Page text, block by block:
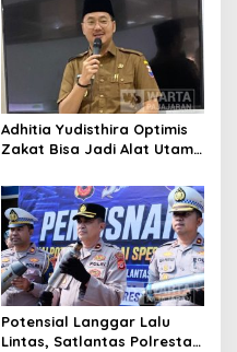
Berintegritas
Adhitia Yudisthira Optimis
Zakat Bisa Jadi Alat Utama
Kota Cimahi
Potensial Langgar Lalu
Lintas, Satlantas Polresta